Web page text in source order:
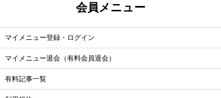
会員メニュー
マイメニュー登録・ログイン
マイメニュー退会（有料会員退会）
有料記事一覧